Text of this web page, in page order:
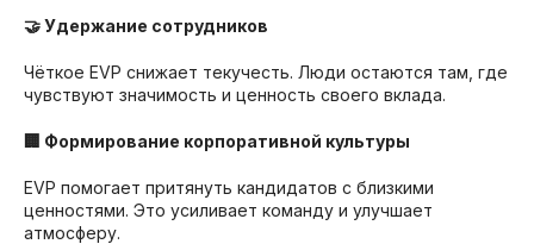
🤝 Удержание сотрудников
Чёткое EVP снижает текучесть. Люди остаются там, где
чувствуют значимость и ценность своего вклада.
🏢 Формирование корпоративной культуры
EVP помогает притянуть кандидатов с близкими
ценностями. Это усиливает команду и улучшает
атмосферу.